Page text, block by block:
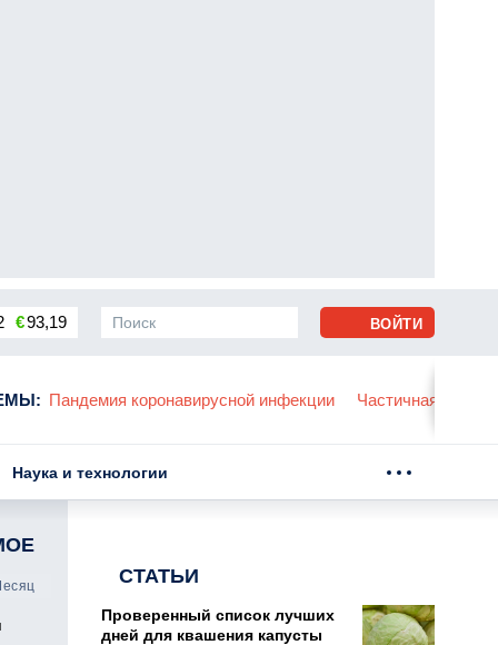
€93,19
: Пандемия коронавирусной инфекции Частичная
ВОЙТИ
Наука и технологии
СТАТЬИ
Проверенный список лучших
дней для квашения капусты